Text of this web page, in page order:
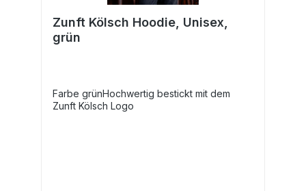
Zunft Kölsch Hoodie, Unisex,
grün
Farbe grünHochwertig bestickt mit dem
Zunft Kölsch Logo